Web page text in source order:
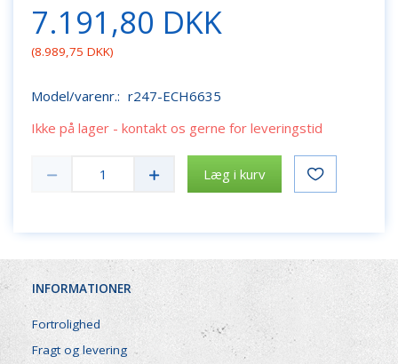
7.191,80 DKK
(8.989,75 DKK)
Model/varenr.: r247-ECH6635
Ikke på lager - kontakt os gerne for leveringstid
Læg i kurv
INFORMATIONER
Fortrolighed
Fragt og levering